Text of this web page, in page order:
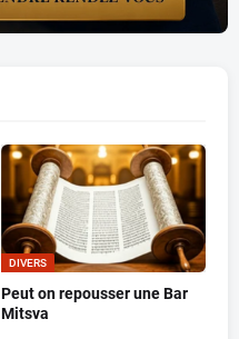
DIVERS
Peut on repousser une Bar
Mitsva